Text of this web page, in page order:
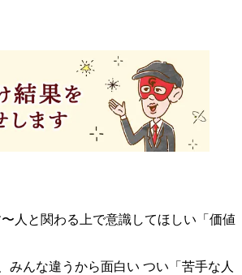
人と関わる上で意識してほしい「価値
みんな違うから面白い つい「苦手な人